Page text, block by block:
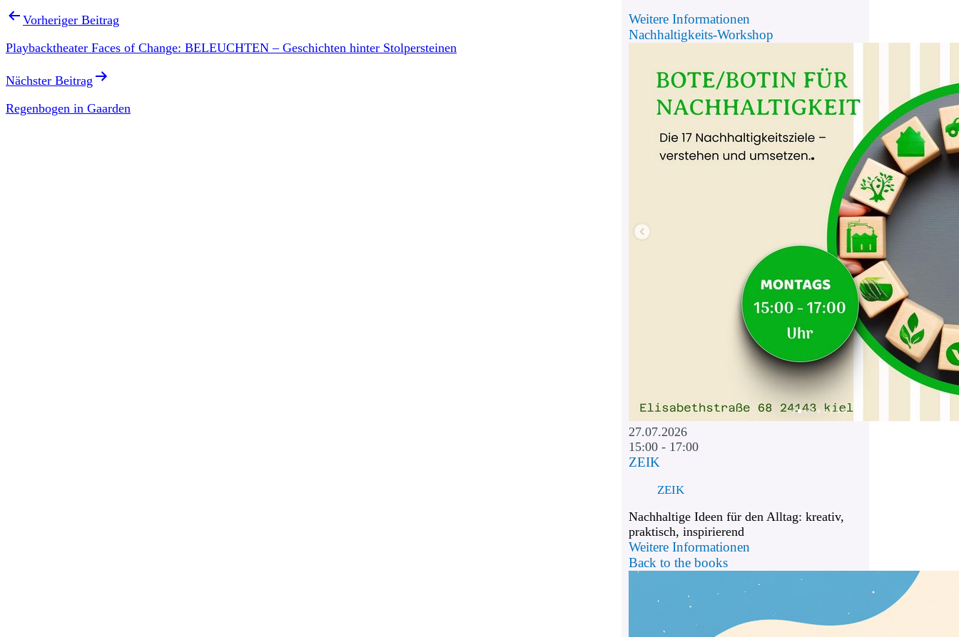
Vorheriger Beitrag
Playbacktheater Faces of Change: BELEUCHTEN – Geschichten hinter Stolpersteinen
Nächster Beitrag
Regenbogen in Gaarden
Weitere Informationen
Nachhaltigkeits-Workshop
27.07.2026
15:00 - 17:00
ZEIK
ZEIK
Nachhaltige Ideen für den Alltag: kreativ,
praktisch, inspirierend
Weitere Informationen
Back to the books